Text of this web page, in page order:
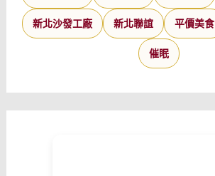
新北沙發工廠 新北聯誼 平價美食
催眠